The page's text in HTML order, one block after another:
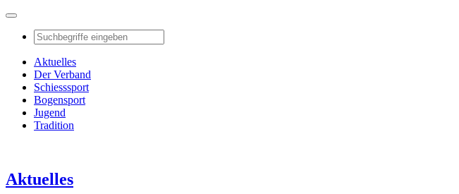
Aktuelles
Der Verband
Schiesssport
Bogensport
Jugend
Tradition
Aktuelles